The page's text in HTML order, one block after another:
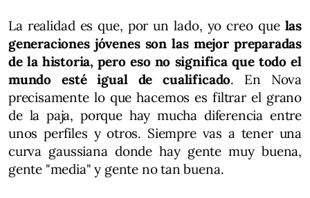
La realidad es que, por un lado, yo creo quelas
generaciones jóvenes son las mejor preparadas
de la historia, pero eso no significa que todo el
mundo esté igual de cualificado. En Nova
precisamente lo que hacemos es filtrar el grano
de la paja, porque hay mucha diferencia entre
unos perfiles y otros. Siempre vas a tener una
curva gaussiana donde hay gente muy buena,
gente "media" y gente no tan buena.